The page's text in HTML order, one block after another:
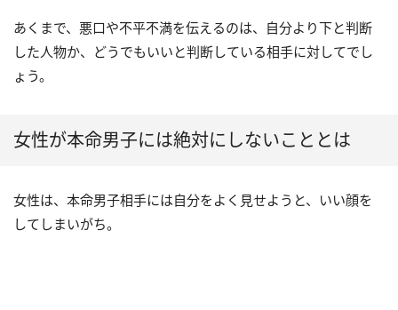
あくまで、悪口や不平不満を伝えるのは、自分より下と判断
した人物か、どうでもいいと判断している相手に対してでし
ょう。
女性が本命男子には絶対にしないこととは
女性は、本命男子相手には自分をよく見せようと、いい顔を
してしまいがち。